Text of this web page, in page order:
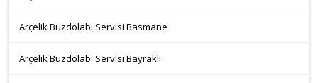
Arçelik Buzdolabı Servisi Basmane
Arçelik Buzdolabı Servisi Bayraklı